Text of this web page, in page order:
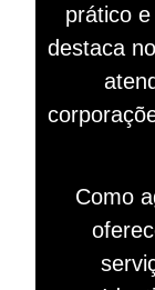
prático
destaca
Como